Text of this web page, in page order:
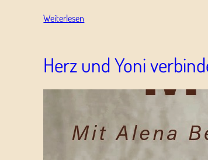
Weiterlesen
Herz und Yoni